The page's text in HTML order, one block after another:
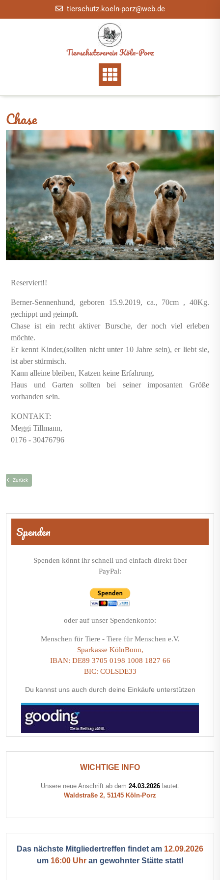
to
tierschutz.koeln-porz@web.de
Tierschutzverein Köln-Porz
Chase
Reserviert!!
Berner-Sennenhund, geboren 15.9.2019, ca., 70cm , 40Kg.
gechippt und geimpft.
Chase ist ein recht aktiver Bursche, der noch viel erleben
möchte.
Er kennt Kinder,(sollten nicht unter 10 Jahre sein), er liebt sie,
ist aber stürmisch.
Kann alleine bleiben, Katzen keine Erfahrung.
Haus und Garten sollten bei seiner imposanten Größe
vorhanden sein.
KONTAKT:
Meggi Tillmann,
0176 - 30476796
Zurück
Beitragsnavigation
Spenden
Spenden könnt ihr schnell und einfach direkt über
PayPal:
oder auf unser Spendenkonto:
Menschen für Tiere - Tiere für Menschen e.V.
Sparkasse KölnBonn,
IBAN: DE89 3705 0198 1008 1827 66
BIC: COLSDE33
Du kannst uns auch durch deine Einkäufe unterstützen
WICHTIGE INFO
Unsere neue Anschrift ab dem 24.03.2026lautet:
Waldstraße 2, 51145 Köln-Porz
Das nächste Mitgliedertreffen findet am 12.09.2026
um 16:00 Uhran gewohnter Stätte statt!